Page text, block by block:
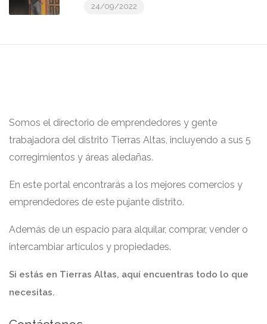
24/09/2022
Somos el directorio de emprendedores y gente
trabajadora del distrito Tierras Altas, incluyendo a sus 5
corregimientos y áreas aledañas.
En este portal encontrarás a los mejores comercios y
emprendedores de este pujante distrito.
Además de un espacio para alquilar, comprar, vender o
intercambiar artículos y propiedades.
Si estás en Tierras Altas, aquí encuentras todo lo que
necesitas.